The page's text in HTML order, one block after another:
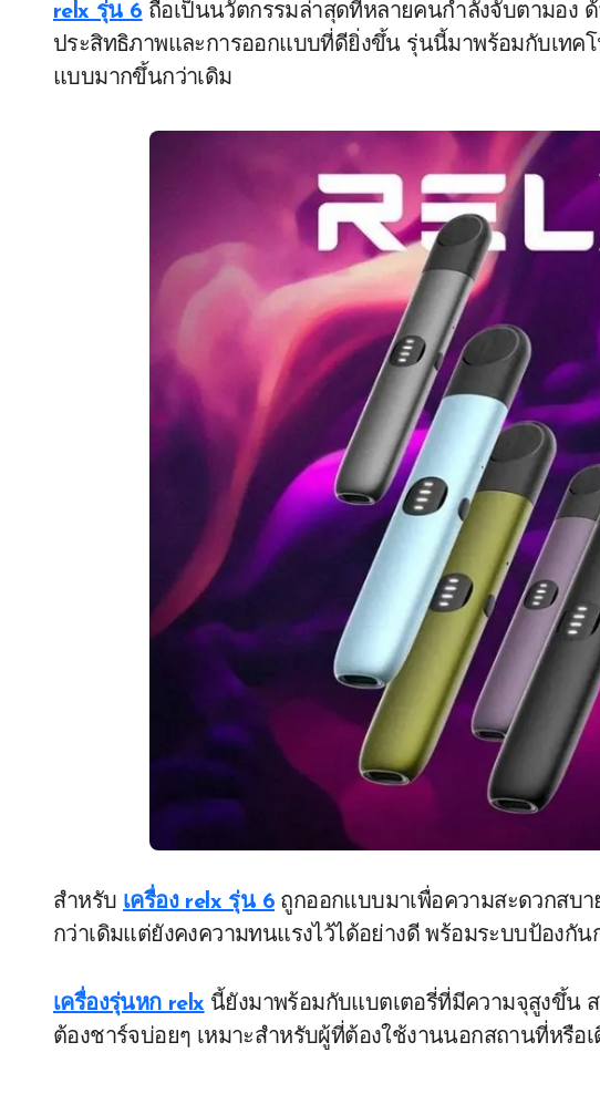
relx รุ่น 6 ถือเป็นนวัตกรรมล่าสุดที่หลายคนกำลังจับตามอง
ประสิทธิภาพและการออกแบบที่ดียิ่งขึ้น รุ่นนี้มาพร้อมกับเท
แบบมากขึ้นกว่าเดิม
สำหรับ เครื่อง relx รุ่น 6 ถูกออกแบบมาเพื่อความสะดวกสบ
กว่าเดิมแต่ยังคงความทนแรงไว้ได้อย่างดี พร้อมระบบป้องกั
เครื่องรุ่นหก relx นี้ยังมาพร้อมกับแบตเตอรี่ที่มีความจุสูงขึ้น
ต้องชาร์จบ่อยๆ เหมาะสำหรับผู้ที่ต้องใช้งานนอกสถานที่หรือ